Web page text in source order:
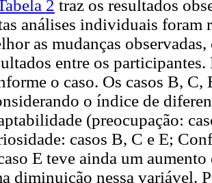
2 traz os resultados
análises individuais foram
as mudanças
entre os
o caso. Os casos B, C,
o índice de
(preocupação:
casos B, C e E;
E teve ainda um
diminuição nessa variável.